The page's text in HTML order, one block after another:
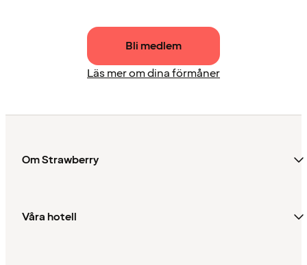
Bli medlem
Läs mer om dina förmåner
Om Strawberry
Våra hotell